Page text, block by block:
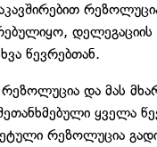
წევრებთან.
და მას
ყველა
რეზოლუცია